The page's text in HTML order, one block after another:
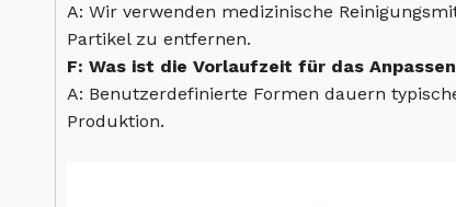
A: Wir verwenden medizinische
Partikel zu entfernen.
F: Was ist die Vorlaufzeit für das
A: Benutzerdefinierte Formen dauern
Produktion.